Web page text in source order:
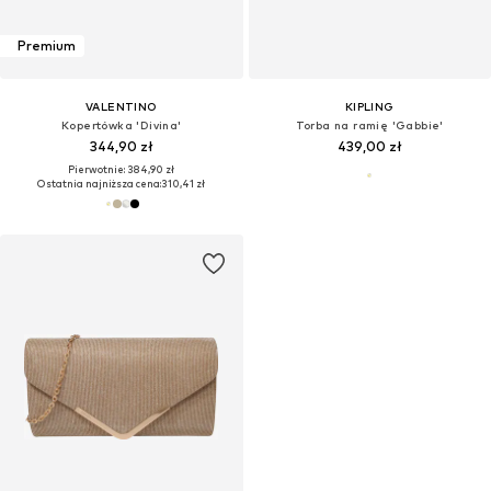
Premium
VALENTINO
Kopertówka 'Divina'
344,90 zł
Pierwotnie: 384,90 zł
Ostatnia najniższa cena:310,41 zł
KIPLING
Torba na ramię 'Gabbie'
439,00 zł